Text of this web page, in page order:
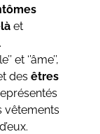
et
‘’âme’’,
des êtres
vêtements